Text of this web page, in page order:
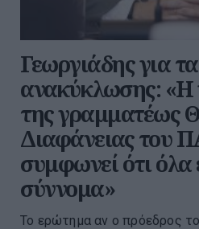
Γεωργιάδης για
ανακύκλωσης:
της γραμματέως
Διαφάνειας του
συμφωνεί ότι όλα
σύννομα»
Το ερώτημα αν ο πρόεδρος